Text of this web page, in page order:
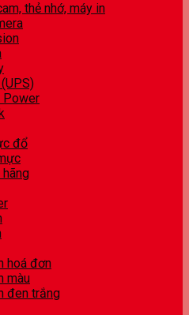
thẻ nhớ, máy in
Power
đổ
hoá đơn
màu
đen trắng